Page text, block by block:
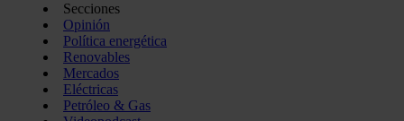
Secciones
Opinión
Política energética
Renovables
Mercados
Eléctricas
Petróleo & Gas